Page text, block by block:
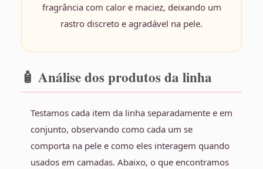
fragrância com calor e maciez, deixando um
rastro discreto e agradável na pele.
🧴 Análise dos produtos da linha
Testamos cada item da linha separadamente e em
conjunto, observando como cada um se
comporta na pele e como eles interagem quando
usados em camadas. Abaixo, o que encontramos